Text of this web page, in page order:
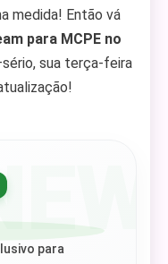
medida! Então vá
para MCPE no
sua terça-feira
para